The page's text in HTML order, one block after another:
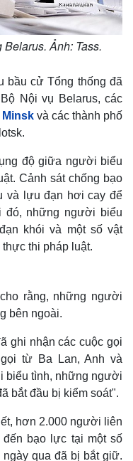
Ảnh: Tass.
bầu cử Tổng thống đã
Nội vụ Belarus, các
Minskvà các thành phố
độ giữa người biểu
Cảnh sát chống bạo
và lựu đạn hơi cay để
đó, những người biểu
khói và một số vật
thi pháp luật.
rằng, những người
bên ngoài.
ghi nhận các cuộc gọi
từ Ba Lan, Anh và
biểu tình, những người
bắt đầu bị kiểm soát".
hơn 2.000 người liên
bạo lực tại một số
qua đã bị bắt giữ.